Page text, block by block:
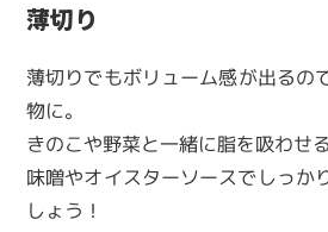
薄切り
薄切りでもボリューム感が出るの
物に。
きのこや野菜と一緒に脂を吸わせ
味噌やオイスターソースでしっか
しょう！